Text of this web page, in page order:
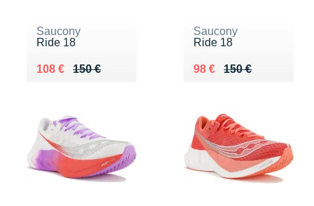
Saucony
Ride 18
150 €
Au lieu de 150 €
108 €
Vendu 108 €
Saucony
Ride 18
150 €
Au lieu de 150 €
98 €
Vendu 98 €